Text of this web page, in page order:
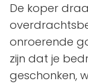
De koper
onroerende
zijn dat je
geschonken,